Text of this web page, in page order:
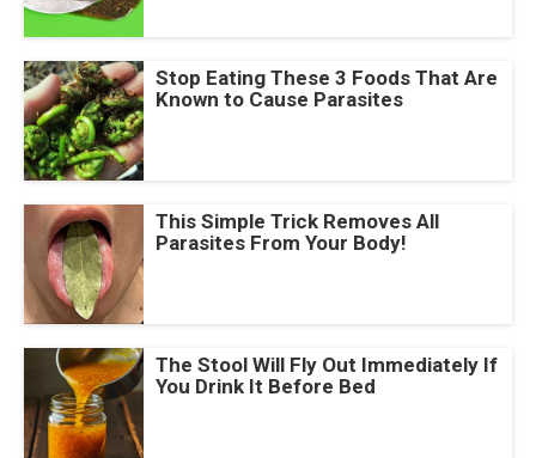
Stop Eating These 3 Foods That Are
Known to Cause Parasites
This Simple Trick Removes All
Parasites From Your Body!
The Stool Will Fly Out Immediately If
You Drink It Before Bed